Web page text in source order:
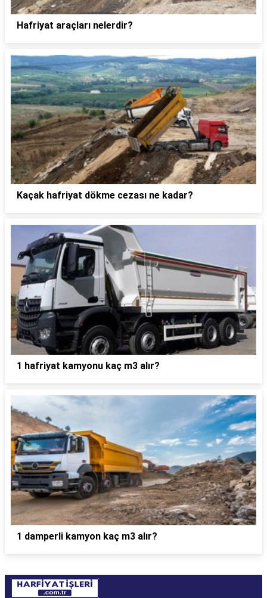
Hafriyat araçları nelerdir?
Kaçak hafriyat dökme cezası ne kadar?
1 hafriyat kamyonu kaç m3 alır?
1 damperli kamyon kaç m3 alır?